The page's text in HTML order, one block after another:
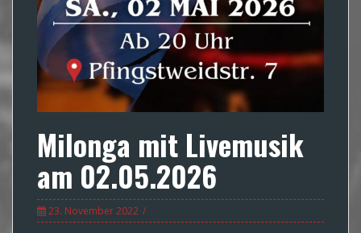
Milonga mit Livemusik
am 02.05.2026
23. November 2022